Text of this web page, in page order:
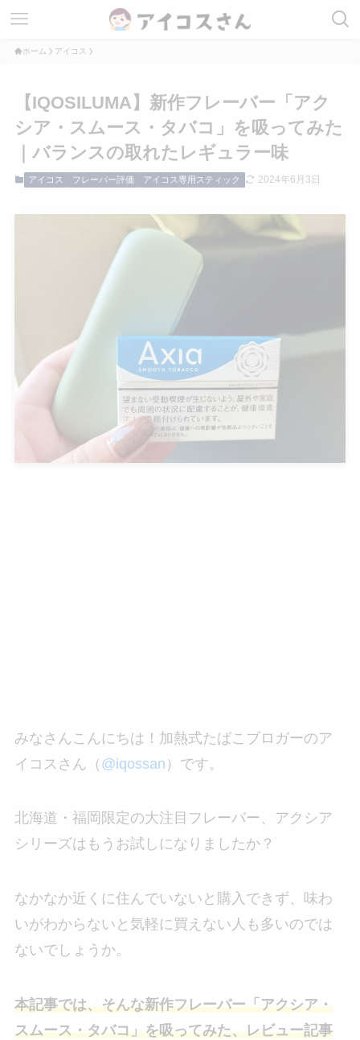
ホーム アイコス
【IQOSILUMA】新作フレーバー「アク
シア・スムース・タバコ」を吸ってみた
｜バランスの取れたレギュラー味
アイコス フレーバー評価 アイコス専用スティック 2024年6月3日
みなさんこんにちは！加熱式たばこブロガーのア
イコスさん（ @iqossan ）です。
北海道・福岡限定の大注目フレーバー、アクシア
シリーズはもうお試しになりましたか？
なかなか近くに住んでいないと購入できず、味わ
いがわからないと気軽に買えない人も多いのでは
ないでしょうか。
本記事では、そんな新作フレーバー「アクシア・
スムース・タバコ」を吸ってみた、レビュー記事